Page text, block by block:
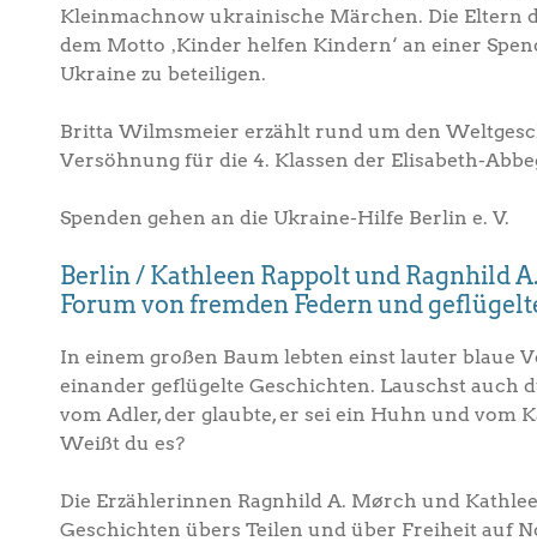
Kleinmachnow ukrainische Märchen. Die Eltern
dem Motto ‚Kinder helfen Kindern‘ an einer
Ukraine zu beteiligen.
Britta Wilmsmeier erzählt rund um den
Versöhnung für die 4. Klassen der Elisabeth-
Spenden gehen an die Ukraine-Hilfe Berlin e. V.
Berlin / Kathleen Rappolt und Ragnhild
Forum von fremden Federn und
In einem großen Baum lebten einst lauter blaue
einander geflügelte Geschichten. Lauschst auch
vom Adler, der glaubte, er sei ein Huhn und vom
Weißt du es?
Die Erzählerinnen Ragnhild A. Mørch und
Geschichten übers Teilen und über Freiheit auf